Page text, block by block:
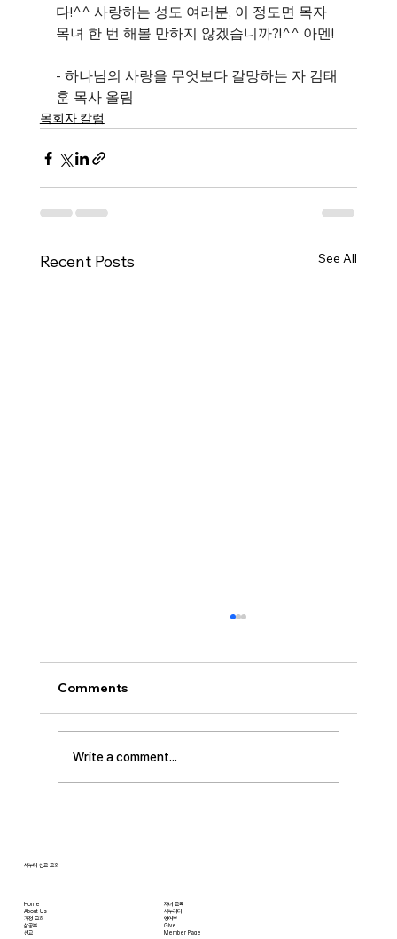
다!^^ 사랑하는 성도 여러분, 이 정도면 목자
목녀 한 번 해볼 만하지 않겠습니까?!^^ 아멘!
- 하나님의 사랑을 무엇보다 갈망하는 자 김태
훈 목사 올림
목회자 칼럼
Recent Posts See All
오늘날 성도로서 올바른 신앙생활을 하는 데 걸
림돌이 되는 세 가지가 있습니다. 첫째는 안일주
의입니다. 산업혁명 이후 급속도로 발전한 물질
문명은 우리의 삶을 매우 편리하게 만들어 주었
Comments
Write a comment...
Home
About Us
​가정 교회
​삶공부
​선교
자녀 교육
새누리터
영어부
Give
Member Page
새누리 선교 교회